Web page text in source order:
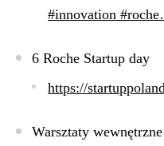
#innovation
6 Roche Startup day
https://
Warsztaty